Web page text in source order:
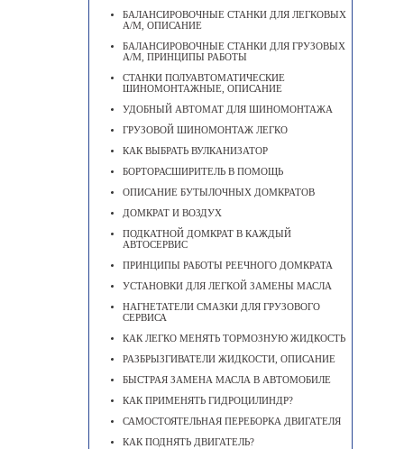
БАЛАНСИРОВОЧНЫЕ СТАНКИ ДЛЯ ЛЕГКОВЫХ
А/М, ОПИСАНИЕ
БАЛАНСИРОВОЧНЫЕ СТАНКИ ДЛЯ ГРУЗОВЫХ
А/М, ПРИНЦИПЫ РАБОТЫ
СТАНКИ ПОЛУАВТОМАТИЧЕСКИЕ
ШИНОМОНТАЖНЫЕ, ОПИСАНИЕ
УДОБНЫЙ АВТОМАТ ДЛЯ ШИНОМОНТАЖА
ГРУЗОВОЙ ШИНОМОНТАЖ ЛЕГКО
КАК ВЫБРАТЬ ВУЛКАНИЗАТОР
БОРТОРАСШИРИТЕЛЬ В ПОМОЩЬ
ОПИСАНИЕ БУТЫЛОЧНЫХ ДОМКРАТОВ
ДОМКРАТ И ВОЗДУХ
ПОДКАТНОЙ ДОМКРАТ В КАЖДЫЙ
АВТОСЕРВИС
ПРИНЦИПЫ РАБОТЫ РЕЕЧНОГО ДОМКРАТА
УСТАНОВКИ ДЛЯ ЛЕГКОЙ ЗАМЕНЫ МАСЛА
НАГНЕТАТЕЛИ СМАЗКИ ДЛЯ ГРУЗОВОГО
СЕРВИСА
КАК ЛЕГКО МЕНЯТЬ ТОРМОЗНУЮ ЖИДКОСТЬ
РАЗБРЫЗГИВАТЕЛИ ЖИДКОСТИ, ОПИСАНИЕ
БЫСТРАЯ ЗАМЕНА МАСЛА В АВТОМОБИЛЕ
КАК ПРИМЕНЯТЬ ГИДРОЦИЛИНДР?
САМОСТОЯТЕЛЬНАЯ ПЕРЕБОРКА ДВИГАТЕЛЯ
КАК ПОДНЯТЬ ДВИГАТЕЛЬ?